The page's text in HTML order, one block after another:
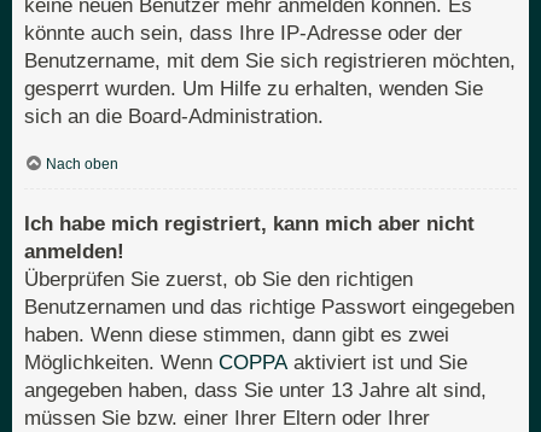
keine neuen Benutzer mehr anmelden können. Es
könnte auch sein, dass Ihre IP-Adresse oder der
Benutzername, mit dem Sie sich registrieren möchten,
gesperrt wurden. Um Hilfe zu erhalten, wenden Sie
sich an die Board-Administration.
Nach oben
Ich habe mich registriert, kann mich aber nicht
anmelden!
Überprüfen Sie zuerst, ob Sie den richtigen
Benutzernamen und das richtige Passwort eingegeben
haben. Wenn diese stimmen, dann gibt es zwei
Möglichkeiten. Wenn COPPAaktiviert ist und Sie
angegeben haben, dass Sie unter 13 Jahre alt sind,
müssen Sie bzw. einer Ihrer Eltern oder Ihrer